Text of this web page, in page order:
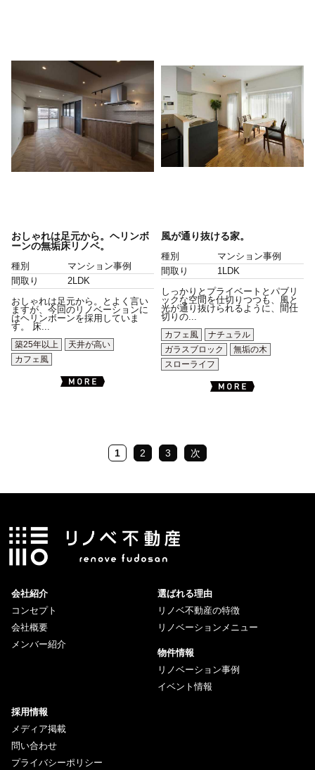
おしゃれは足元から。ヘリンボ
ーンの無垢床リノベ。
種別
マンション事例
間取り
2LDK
おしゃれは足元から。とよく言い
ますが、今回のリノベーションに
はヘリンボーンを採用していま
す。 床...
築25年以上
天井が高い
カフェ風
風が通り抜ける家。
種別
マンション事例
間取り
1LDK
しっかりとプライベートとパブリ
ックな空間を仕切りつつも、風と
光が通り抜けられるように、間仕
切りの...
カフェ風
ナチュラル
ガラスブロック
無垢の木
スローライフ
1 2 3 次
会社紹介
コンセプト
会社概要
メンバー紹介
選ばれる理由
リノベ不動産の特徴
リノベーションメニュー
物件情報
リノベーション事例
イベント情報
採用情報
メディア掲載
問い合わせ
プライバシーポリシー